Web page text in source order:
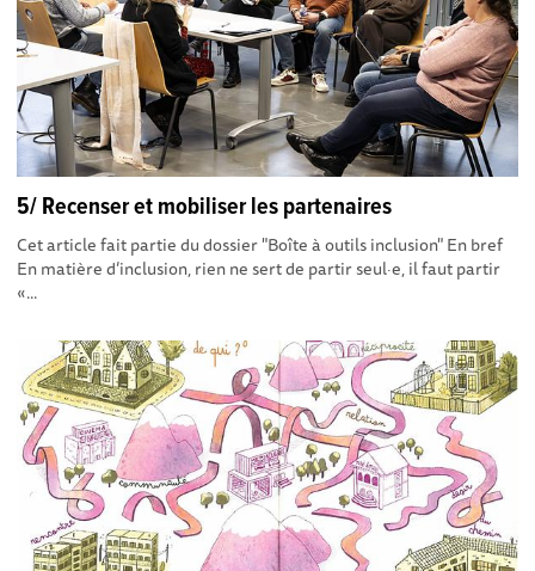
5/ Recenser et mobiliser les partenaires
Cet article fait partie du dossier "Boîte à outils inclusion" En bref
En matière d’inclusion, rien ne sert de partir seul·e, il faut partir
«...